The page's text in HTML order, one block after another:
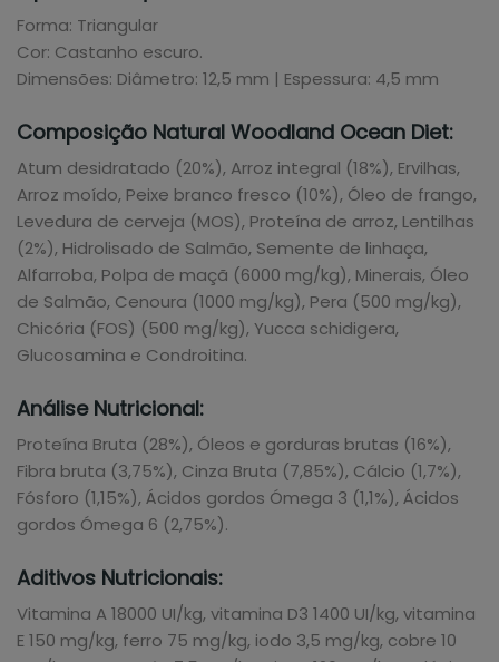
Forma: Triangular
Cor: Castanho escuro.
Dimensões: Diâmetro: 12,5 mm | Espessura: 4,5 mm
Composição Natural Woodland Ocean Diet:
Atum desidratado (20%), Arroz integral (18%), Ervilhas,
Arroz moído, Peixe branco fresco (10%), Óleo de frango,
Levedura de cerveja (MOS), Proteína de arroz, Lentilhas
(2%), Hidrolisado de Salmão, Semente de linhaça,
Alfarroba, Polpa de maçã (6000 mg/kg), Minerais, Óleo
de Salmão, Cenoura (1000 mg/kg), Pera (500 mg/kg),
Chicória (FOS) (500 mg/kg), Yucca schidigera,
Glucosamina e Condroitina.
Análise Nutricional:
Proteína Bruta (28%), Óleos e gorduras brutas (16%),
Fibra bruta (3,75%), Cinza Bruta (7,85%), Cálcio (1,7%),
Fósforo (1,15%), Ácidos gordos Ómega 3 (1,1%), Ácidos
gordos Ómega 6 (2,75%).
Aditivos Nutricionais:
Vitamina A 18000 UI/kg, vitamina D3 1400 UI/kg, vitamina
E 150 mg/kg, ferro 75 mg/kg, iodo 3,5 mg/kg, cobre 10